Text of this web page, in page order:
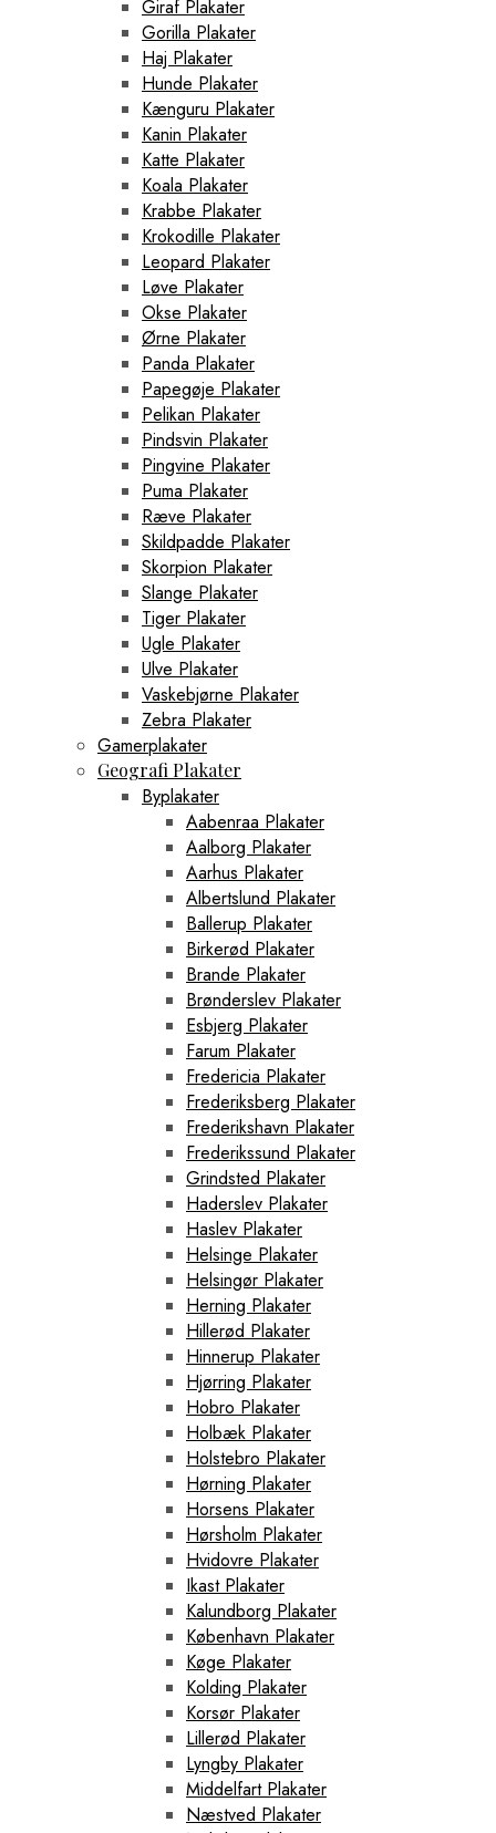
Giraf Plakater
Gorilla Plakater
Haj Plakater
Hunde Plakater
Kænguru Plakater
Kanin Plakater
Katte Plakater
Koala Plakater
Krabbe Plakater
Krokodille Plakater
Leopard Plakater
Løve Plakater
Okse Plakater
Ørne Plakater
Panda Plakater
Papegøje Plakater
Pelikan Plakater
Pindsvin Plakater
Pingvine Plakater
Puma Plakater
Ræve Plakater
Skildpadde Plakater
Skorpion Plakater
Slange Plakater
Tiger Plakater
Ugle Plakater
Ulve Plakater
Vaskebjørne Plakater
Zebra Plakater
Gamerplakater
Geografi Plakater
Byplakater
Aabenraa Plakater
Aalborg Plakater
Aarhus Plakater
Albertslund Plakater
Ballerup Plakater
Birkerød Plakater
Brande Plakater
Brønderslev Plakater
Esbjerg Plakater
Farum Plakater
Fredericia Plakater
Frederiksberg Plakater
Frederikshavn Plakater
Frederikssund Plakater
Grindsted Plakater
Haderslev Plakater
Haslev Plakater
Helsinge Plakater
Helsingør Plakater
Herning Plakater
Hillerød Plakater
Hinnerup Plakater
Hjørring Plakater
Hobro Plakater
Holbæk Plakater
Holstebro Plakater
Hørning Plakater
Horsens Plakater
Hørsholm Plakater
Hvidovre Plakater
Ikast Plakater
Kalundborg Plakater
København Plakater
Køge Plakater
Kolding Plakater
Korsør Plakater
Lillerød Plakater
Lyngby Plakater
Middelfart Plakater
Næstved Plakater